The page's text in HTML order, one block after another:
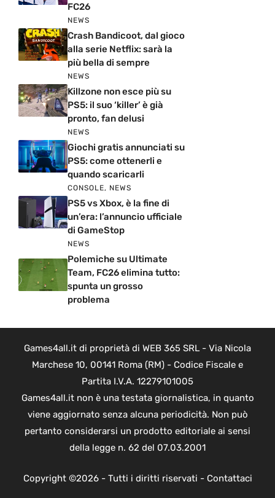
FC26
NEWS
Crash Bandicoot, dal gioco
alla serie Netflix: sarà la
più bella di sempre
NEWS
Killzone non esce più su
PS5: il suo ‘killer’ è già
pronto, fan delusi
NEWS
Giochi gratis annunciati su
PS5: come ottenerli e
quando scaricarli
CONSOLE, NEWS
PS5 vs Xbox, è la fine di
un’era: l’annuncio ufficiale
di GameStop
NEWS
Polemiche su Ultimate
Team, FC26 elimina tutto:
spunta un grosso
problema
Games4all.it di proprietà di WEB 365 SRL - Via Nicola
Marchese 10, 00141 Roma (RM) - Codice Fiscale e
Partita I.V.A. 12279101005
Games4all.it non è una testata giornalistica, in quanto
viene aggiornato senza alcuna periodicità. Non può
pertanto considerarsi un prodotto editoriale ai sensi
della legge n. 62 del 07.03.2001
Copyright ©2026 - Tutti i diritti riservati - Contattaci